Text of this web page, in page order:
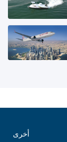
أخرى